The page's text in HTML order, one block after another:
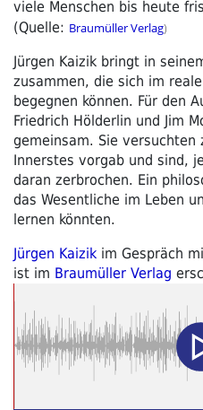
viele Menschen bis heute
(Quelle: Braumüller Verlag)
Jürgen Kaizik bringt in
zusammen, die sich im
begegnen können. Für den
Friedrich Hölderlin und Jim
gemeinsam. Sie versuchten
Innerstes vorgab und sind,
daran zerbrochen. Ein
das Wesentliche im Leben
lernen könnten.
Jürgen Kaizik im Gespräch
ist im Braumüller Verlag